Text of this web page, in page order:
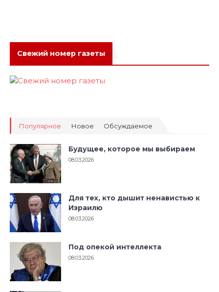
Свежий номер газеты
Популярное Новое Обсуждаемое
Будущее, которое мы выбираем
08.03.2026
Для тех, кто дышит ненавистью к
Израилю
08.03.2026
Под опекой интеллекта
08.03.2026